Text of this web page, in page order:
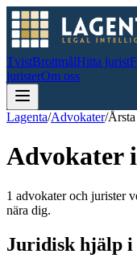
TvistBrottmålHitta jurist
juristerOm oss
Lagenta/Advokater/Årsta
Advokater i
1 advokater och jurister
nära dig.
Juridisk hjälp i